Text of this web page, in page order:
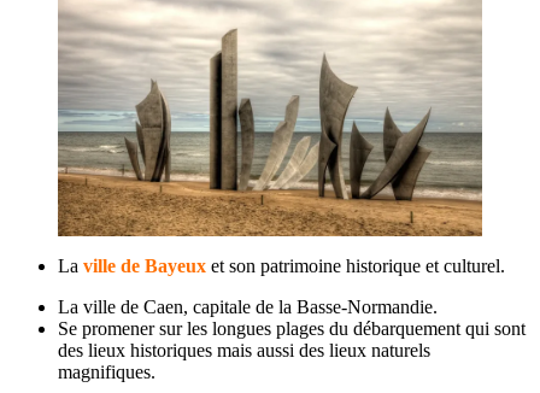
La ville de Bayeux et son patrimoine historique et culturel.
La ville de Caen, capitale de la Basse-Normandie.
Se promener sur les longues plages du débarquement qui sont
des lieux historiques mais aussi des lieux naturels
magnifiques.